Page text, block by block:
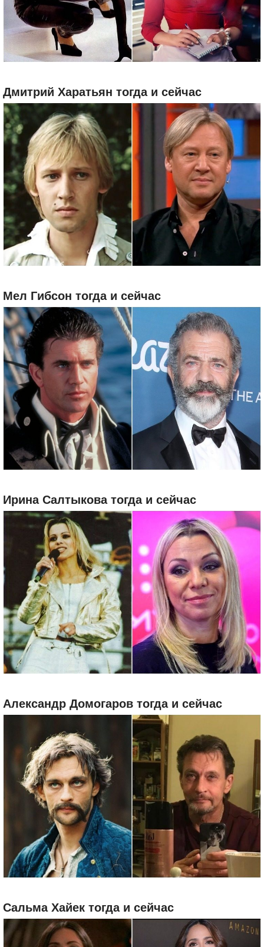
Дмитрий Харатьян тогда и сейчас
Мел Гибсон тогда и сейчас
Ирина Салтыкова тогда и сейчас
Александр Домогаров тогда и сейчас
Сальма Хайек тогда и сейчас